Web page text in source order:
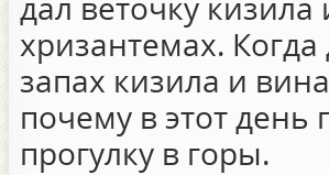
хризантемах. Когда
запах кизила и
почему в этот день
прогулку в горы.